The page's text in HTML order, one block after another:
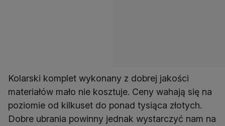
Kolarski komplet wykonany z dobrej jakości
materiałów mało nie kosztuje. Ceny wahają się na
poziomie od kilkuset do ponad tysiąca złotych.
Dobre ubrania powinny jednak wystarczyć nam na